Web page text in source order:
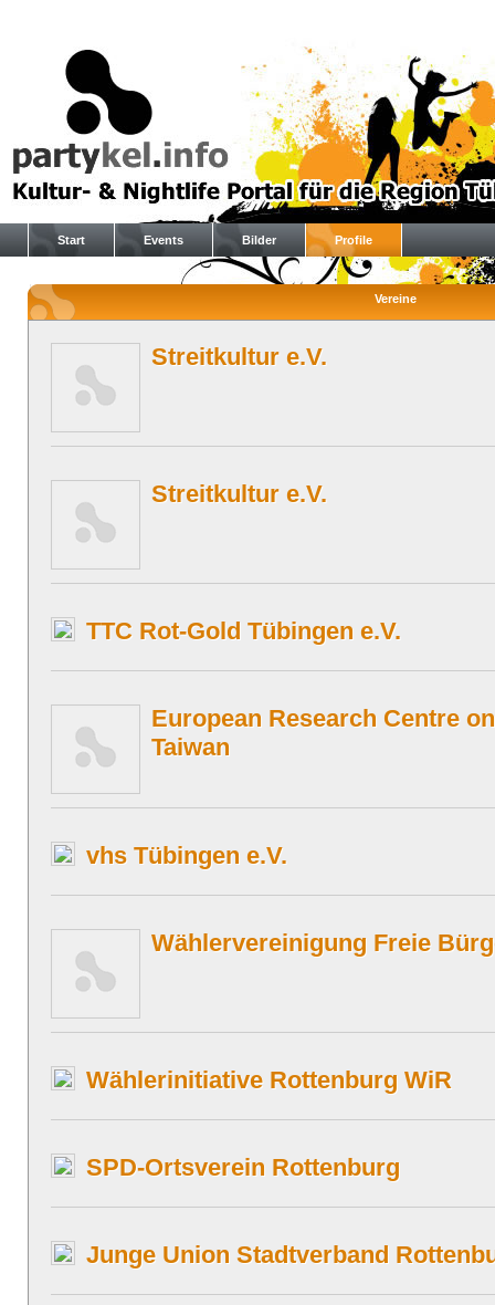
Start Events Bilder Profile
Vereine
Streitkultur e.V.
Streitkultur e.V.
TTC Rot-Gold Tübingen e.V.
European Research Centre
Taiwan
vhs Tübingen e.V.
Wählervereinigung Freie
Wählerinitiative Rottenburg WiR
SPD-Ortsverein Rottenburg
Junge Union Stadtverband